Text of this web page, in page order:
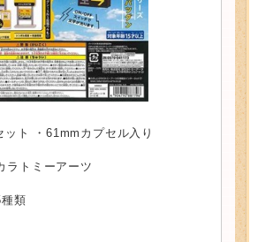
ト ・61mmカプセル入り
ラトミーアーツ
種類